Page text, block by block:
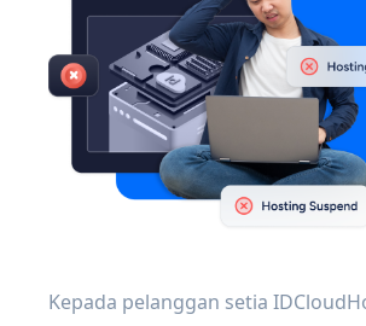
Kepada pelanggan setia